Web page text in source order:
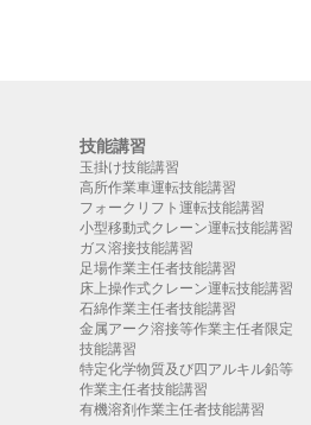
技能講習
玉掛け技能講習
高所作業車運転技能講習
フォークリフト運転技能講習
小型移動式クレーン運転技能講習
ガス溶接技能講習
足場作業主任者技能講習
床上操作式クレーン運転技能講習
石綿作業主任者技能講習
金属アーク溶接等作業主任者限定
技能講習
特定化学物質及び四アルキル鉛等
作業主任者技能講習
有機溶剤作業主任者技能講習